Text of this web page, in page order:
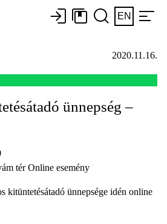
EN
2020.11.16.
ünnepség –
tér Online esemény
kitüntetésátadó ünnepsége idén online